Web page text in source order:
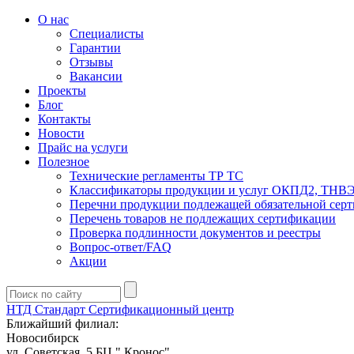
О нас
Специалисты
Гарантии
Отзывы
Вакансии
Проекты
Блог
Контакты
Новости
Прайс на услуги
Полезное
Технические регламенты ТР ТС
Классификаторы продукции и услуг ОКПД2,
Перечни продукции подлежащей обязательной
Перечень товаров не подлежащих сертификации
Проверка подлинности документов и реестры
Вопрос-ответ/FAQ
Акции
НТД Стандарт Сертификационный центр
Ближайший филиал:
Новосибирск